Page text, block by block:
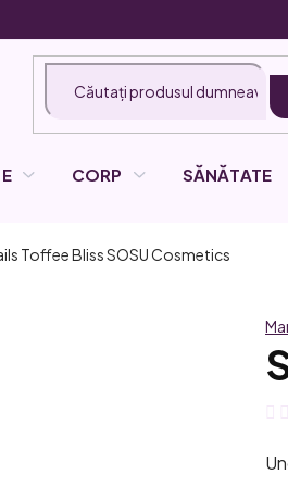
CORP SĂNĂTATE
Toffee BlissSOSU Cosmetics